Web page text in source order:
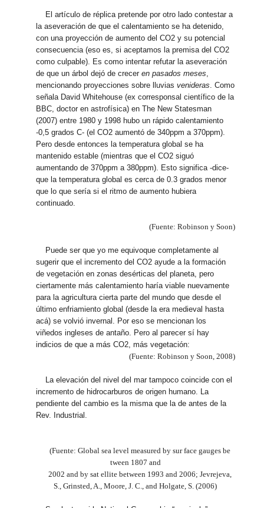
El artículo de réplica pretende por otro lado contestar a
la aseveración de que el calentamiento se ha detenido,
con una proyección de aumento del CO2 y su potencial
consecuencia (eso es, si aceptamos la premisa del CO2
como culpable). Es como intentar refutar la aseveración
de que un árbol dejó de creceren pasados meses,
mencionando proyecciones sobre lluviasvenideras. Como
señala David Whitehouse (ex corresponsal científico de la
BBC, doctor en astrofísica) en The New Statesman
(2007) entre 1980 y 1998 hubo un rápido calentamiento
-0,5 grados C- (el CO2 aumentó de 340ppm a 370ppm).
Pero desde entonces la temperatura global se ha
mantenido estable (mientras que el CO2 siguó
aumentando de 370ppm a 380ppm). Esto significa -dice-
que la temperatura global es cerca de 0.3 grados menor
que lo que sería si el ritmo de aumento hubiera
continuado.
(Fuente: Robinson y Soon)
Puede ser que yo me equivoque completamente al
sugerir que el incremento del CO2 ayude a la formación
de vegetación en zonas desérticas del planeta, pero
ciertamente más calentamiento haría viable nuevamente
para la agricultura cierta parte del mundo que desde el
último enfriamiento global (desde la era medieval hasta
acá) se volvió invernal. Por eso se mencionan los
viñedos ingleses de antaño. Pero al parecer sí hay
indicios de que a más CO2, más vegetación:
(Fuente: Robinson y Soon, 2008)
La elevación del nivel del mar tampoco coincide con el
incremento de hidrocarburos de origen humano. La
pendiente del cambio es la misma que la de antes de la
Rev. Industrial.
(Fuente: Global sea level measured by sur face gauges be
tween 1807 and
2002 and by sat ellite between 1993 and 2006; Jevrejeva,
S., Grinsted, A., Moore, J. C., and Holgate, S. (2006)